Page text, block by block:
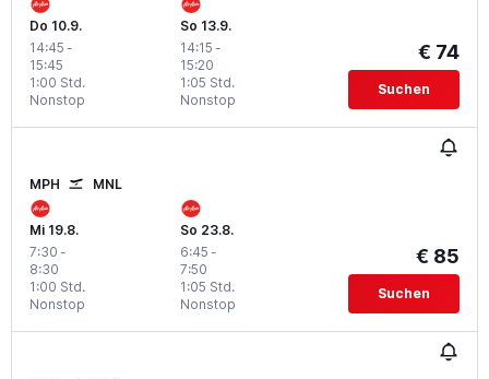
Do 10.9.
14:45 -
15:45
Nonstop
1:00 Std.
So 13.9.
14:15 -
15:20
Nonstop
1:05 Std.
€ 74
Suchen
MPH MNL
Mi 19.8.
7:30 -
8:30
Nonstop
1:00 Std.
So 23.8.
6:45 -
7:50
Nonstop
1:05 Std.
€ 85
Suchen